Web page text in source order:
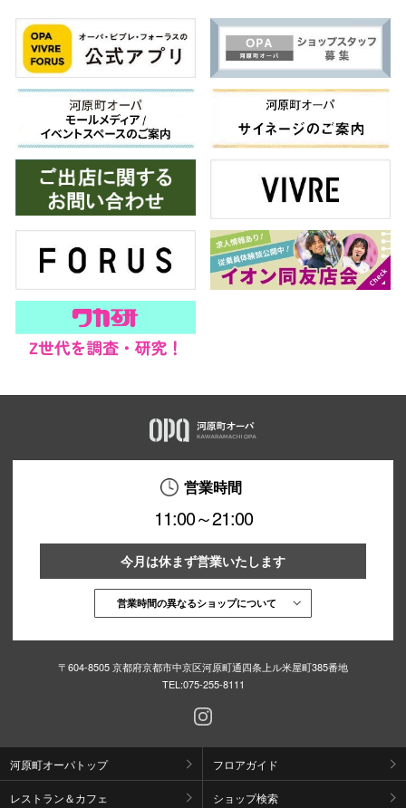
営業時間
11:00～21:00
今月は休まず営業いたします
営業時間の異なるショップについて
〒604-8505 京都府京都市中京区河原町通四条上ル米屋町385番地
TEL:075-255-8111
河原町オーパトップ フロアガイド
レストラン＆カフェ ショップ検索